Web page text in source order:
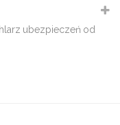
ubezpieczeń od